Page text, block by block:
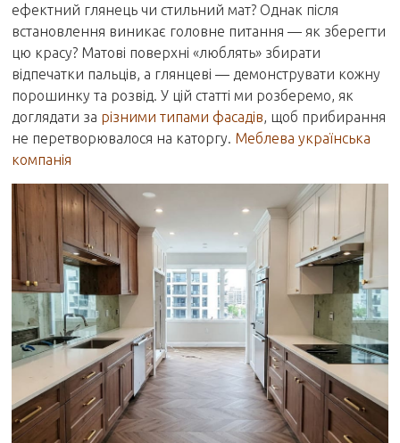
ефектний глянець чи стильний мат? Однак після
встановлення виникає головне питання — як зберегти
цю красу? Матові поверхні «люблять» збирати
відпечатки пальців, а глянцеві — демонструвати кожну
порошинку та розвід. У цій статті ми розберемо, як
доглядати за різними типами фасадів, щоб прибирання
не перетворювалося на каторгу. Меблева українська
компанія